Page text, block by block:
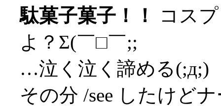
駄菓子菓子！！
コス
よ？Σ(￣□￣;;
…泣く泣く諦める(;д;)
その分 /see したけど